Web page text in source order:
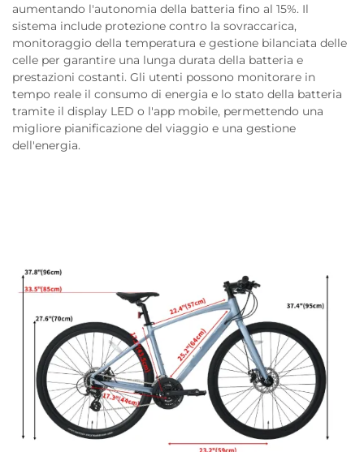
aumentando l'autonomia della batteria fino al 15%. Il
sistema include protezione contro la sovraccarica,
monitoraggio della temperatura e gestione bilanciata delle
celle per garantire una lunga durata della batteria e
prestazioni costanti. Gli utenti possono monitorare in
tempo reale il consumo di energia e lo stato della batteria
tramite il display LED o l'app mobile, permettendo una
migliore pianificazione del viaggio e una gestione
dell'energia.